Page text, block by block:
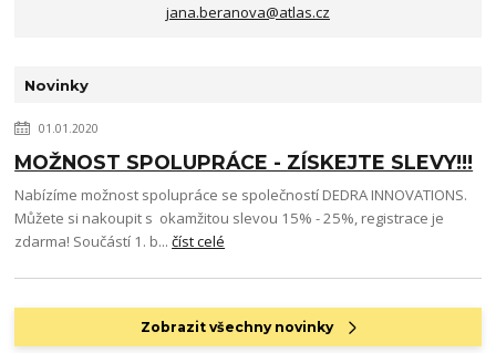
jana.beranova@atlas.cz
Novinky
01.01.2020
MOŽNOST SPOLUPRÁCE - ZÍSKEJTE SLEVY!!!
Nabízíme možnost spolupráce se společností DEDRA INNOVATIONS.
Můžete si nakoupit s okamžitou slevou 15% - 25%, registrace je
zdarma! Součástí 1. b...číst celé
Zobrazit všechny novinky